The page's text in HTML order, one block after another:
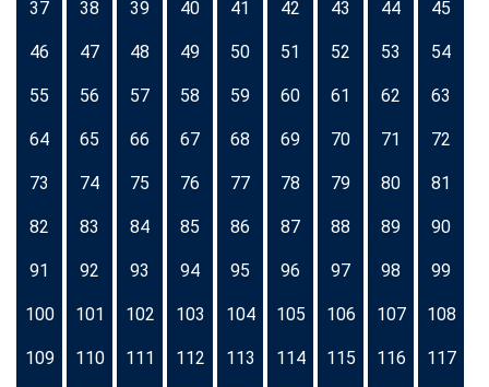
37 38 39 40 41 42 43 44 45
46 47 48 49 50 51 52 53 54
55 56 57 58 59 60 61 62 63
64 65 66 67 68 69 70 71 72
73 74 75 76 77 78 79 80 81
82 83 84 85 86 87 88 89 90
91 92 93 94 95 96 97 98 99
100 101 102 103 104 105 106 107 108
109 110 111 112 113 114 115 116 117